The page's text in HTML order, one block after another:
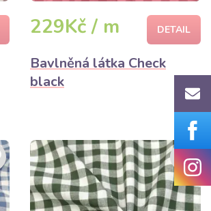
229Kč / m DETAIL
Bavlněná látka Check
black